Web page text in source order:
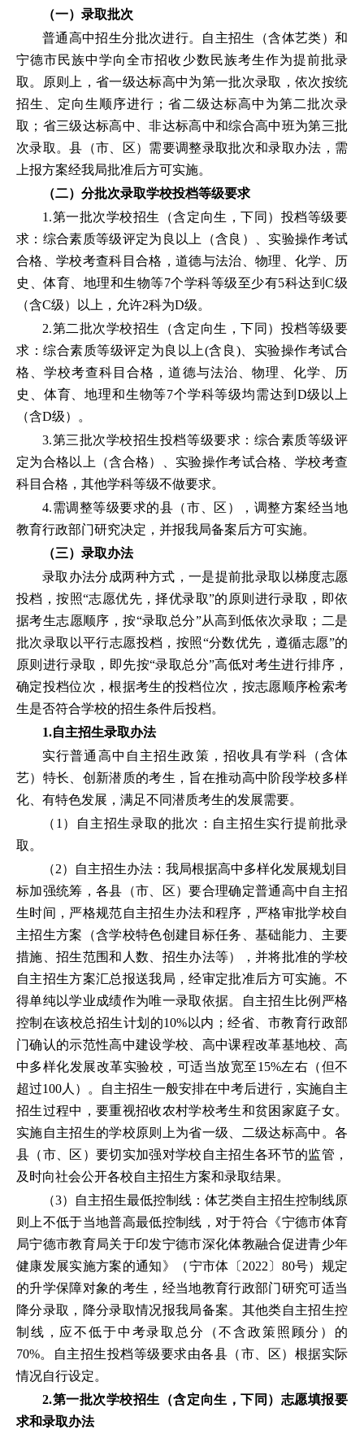
（一）录取批次
普通高中招生分批次进行。自主招生（含体艺类）和
宁德市民族中学向全市招收少数民族考生作为提前批录
取。原则上，省一级达标高中为第一批次录取，依次按统
招生、定向生顺序进行；省二级达标高中为第二批次录
取；省三级达标高中、非达标高中和综合高中班为第三批
次录取。县（市、区）需要调整录取批次和录取办法，需
上报方案经我局批准后方可实施。
（二）分批次录取学校投档等级要求
1.第一批次学校招生（含定向生，下同）投档等级要
求：综合素质等级评定为良以上（含良）、实验操作考试
合格、学校考查科目合格，道德与法治、物理、化学、历
史、体育、地理和生物等7个学科等级至少有5科达到C级
（含C级）以上，允许2科为D级。
2.第二批次学校招生（含定向生，下同）投档等级要
求：综合素质等级评定为良以上(含良)、实验操作考试合
格、学校考查科目合格，道德与法治、物理、化学、历
史、体育、地理和生物等7个学科等级均需达到D级以上
（含D级）。
3.第三批次学校招生投档等级要求：综合素质等级评
定为合格以上（含合格）、实验操作考试合格、学校考查
科目合格，其他学科等级不做要求。
4.需调整等级要求的县（市、区），调整方案经当地
教育行政部门研究决定，并报我局备案后方可实施。
（三）录取办法
录取办法分成两种方式，一是提前批录取以梯度志愿
投档，按照“志愿优先，择优录取”的原则进行录取，即依
据考生志愿顺序，按“录取总分”从高到低依次录取；二是
批次录取以平行志愿投档，按照“分数优先，遵循志愿”的
原则进行录取，即先按“录取总分”高低对考生进行排序，
确定投档位次，根据考生的投档位次，按志愿顺序检索考
生是否符合学校的招生条件后投档。
1.自主招生录取办法
实行普通高中自主招生政策，招收具有学科（含体
艺）特长、创新潜质的考生，旨在推动高中阶段学校多样
化、有特色发展，满足不同潜质考生的发展需要。
（1）自主招生录取的批次：自主招生实行提前批录
取。
（2）自主招生办法：我局根据高中多样化发展规划目
标加强统筹，各县（市、区）要合理确定普通高中自主招
生时间，严格规范自主招生办法和程序，严格审批学校自
主招生方案（含学校特色创建目标任务、基础能力、主要
措施、招生范围和人数、招生办法等），并将批准的学校
自主招生方案汇总报送我局，经审定批准后方可实施。不
得单纯以学业成绩作为唯一录取依据。自主招生比例严格
控制在该校总招生计划的10%以内；经省、市教育行政部
门确认的示范性高中建设学校、高中课程改革基地校、高
中多样化发展改革实验校，可适当放宽至15%左右（但不
超过100人）。自主招生一般安排在中考后进行，实施自主
招生过程中，要重视招收农村学校考生和贫困家庭子女。
实施自主招生的学校原则上为省一级、二级达标高中。各
县（市、区）要切实加强对学校自主招生各环节的监管，
及时向社会公开各校自主招生方案和录取结果。
（3）自主招生最低控制线：体艺类自主招生控制线原
则上不低于当地普高最低控制线，对于符合《宁德市体育
局宁德市教育局关于印发宁德市深化体教融合促进青少年
健康发展实施方案的通知》（宁市体〔2022〕80号）规定
的升学保障对象的考生，经当地教育行政部门研究可适当
降分录取，降分录取情况报我局备案。其他类自主招生控
制线，应不低于中考录取总分（不含政策照顾分）的
70%。自主招生投档等级要求由各县（市、区）根据实际
情况自行设定。
2.第一批次学校招生（含定向生，下同）志愿填报要
求和录取办法